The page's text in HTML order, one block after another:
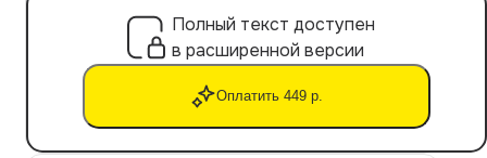
Полный текст доступен
в расширенной версии
Оплатить 449 р.